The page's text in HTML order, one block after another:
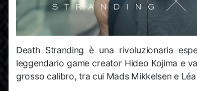
Death Stranding è una rivoluzionaria
leggendario game creator Hideo Kojima e
grosso calibro, tra cui Mads Mikkelsen e